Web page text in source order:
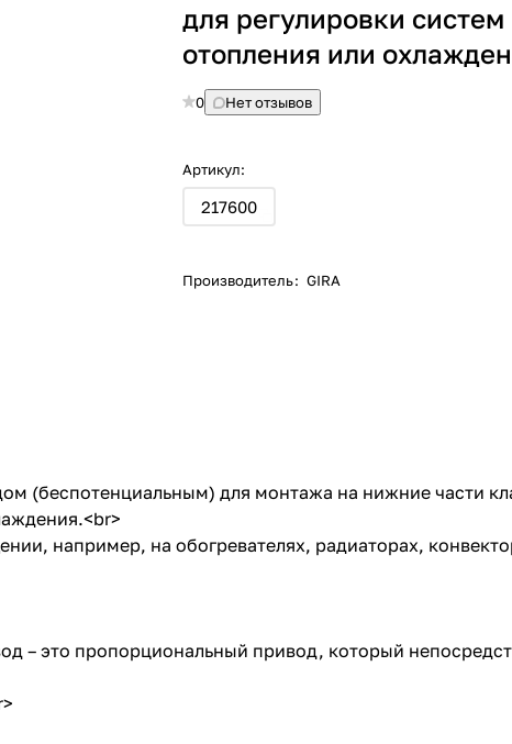
для регулировки систем
отопления или
0 Нет отзывов
Артикул:
217600
Производитель: GIRA
(беспотенциальным) для монтажа на нижние части
например, на обогревателях, радиаторах,
– это пропорциональный привод, который